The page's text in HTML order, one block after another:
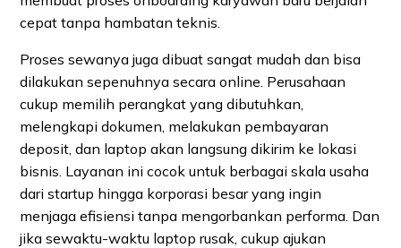
cepat tanpa hambatan teknis.
Proses sewanya juga dibuat sangat mudah dan bisa
dilakukan sepenuhnya secara online. Perusahaan
cukup memilih perangkat yang dibutuhkan,
melengkapi dokumen, melakukan pembayaran
deposit, dan laptop akan langsung dikirim ke lokasi
bisnis. Layanan ini cocok untuk berbagai skala usaha
dari startup hingga korporasi besar yang ingin
menjaga efisiensi tanpa mengorbankan performa. Dan
jika sewaktu-waktu laptop rusak, cukup ajukan